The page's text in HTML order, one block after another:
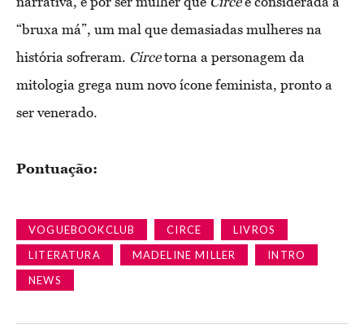
“bruxa má”, um mal que demasiadas mulheres na
história sofreram. Circetorna a personagem da
mitologia grega num novo ícone feminista, pronto a
ser venerado.
Pontuação:
VOGUEBOOKCLUB CIRCE
LIVROS
LITERATURA
MADELINE MILLER
INTRO
NEWS